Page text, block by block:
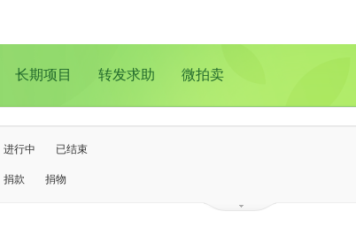
长期项目 转发求助 微拍卖
进行中 已结束
捐款 捐物